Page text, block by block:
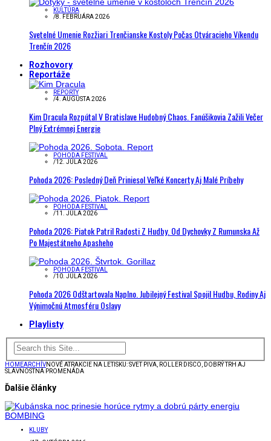
KULTÚRA
/8. FEBRUÁRA 2026
Svetelné Umenie Rozžiari Trenčianske Kostoly Počas Otváracieho Víkendu
Trenčín 2026
Rozhovory
Reportáže
REPORTY
/4. AUGUSTA 2026
Kim Dracula Rozpútal V Bratislave Hudobný Chaos. Fanúšikovia Zažili Večer
Plný Extrémnej Energie
POHODA FESTIVAL
/12. JÚLA 2026
Pohoda 2026: Posledný Deň Priniesol Veľké Koncerty Aj Malé Príbehy
POHODA FESTIVAL
/11. JÚLA 2026
Pohoda 2026: Piatok Patril Radosti Z Hudby. Od Dychovky Z Rumunska Až
Po Majestátneho Apasheho
POHODA FESTIVAL
/10. JÚLA 2026
Pohoda 2026 Odštartovala Naplno. Jubilejný Festival Spojil Hudbu, Rodiny Aj
Výnimočnú Atmosféru Oslavy
Playlisty
HOMEARCHÍVNOVÉ ATRAKCIE NA LETISKU: SVET PIVA, ROLLER DISCO, DOBRÝ TRH AJ
SLÁVNOSTNÁ PROMENÁDA
Ďalšie články
KLUBY